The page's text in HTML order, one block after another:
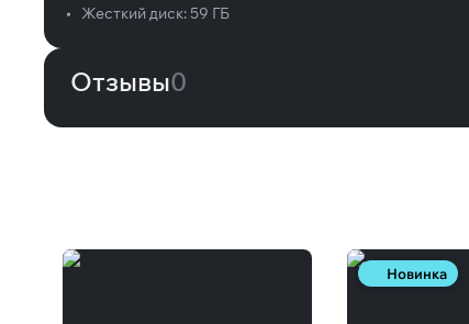
•
Жесткий диск: 59 ГБ
Отзывы0
Новинка